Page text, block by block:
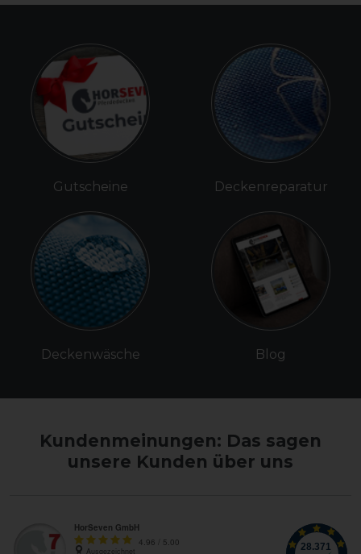
Gutscheine
Deckenwäsche
Deckenreparatur
Blog
Kundenmeinungen: Das sagen
unsere Kunden über uns